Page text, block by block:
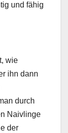
und fähig
wie
ihn dann
durch
Naivlinge
der